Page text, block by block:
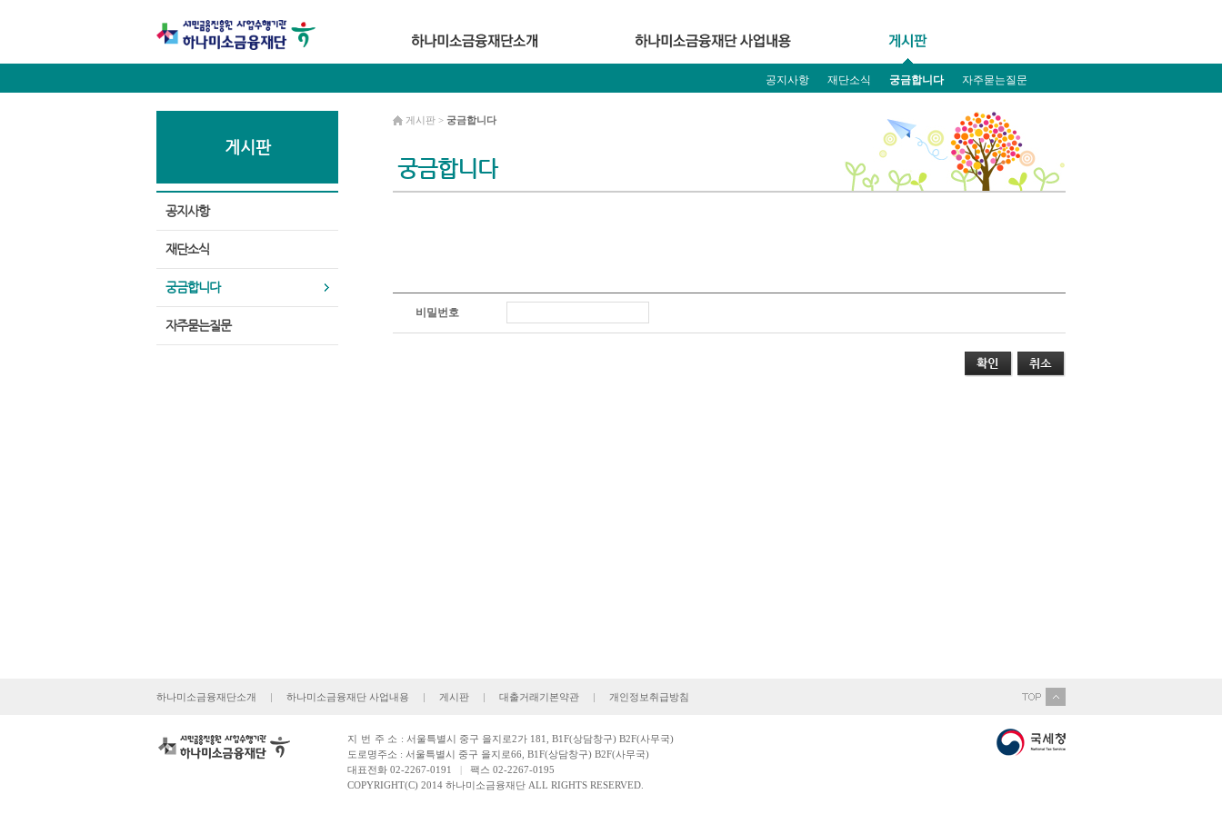
공지사항 재단소식 궁금합니다 자주묻는질문
게시판
공지사항
재단소식
궁금합니다
자주묻는질문
궁금합니다
게시판 > 궁금합니다
비밀번호
하나미소금융재단소개 | 하나미소금융재단 사업내용 | 게시판 | 대출거래기본약관 | 개인정보취급방침
지번주소 : 서울특별시 중구 을지로2가 181, B1F(상담창구) B2F(사무국)
도로명주소 : 서울특별시 중구 을지로66, B1F(상담창구) B2F(사무국)
대표전화 02-2267-0191 | 팩스 02-2267-0195
COPYRIGHT(C) 2014 하나미소금융재단 ALL RIGHTS RESERVED.